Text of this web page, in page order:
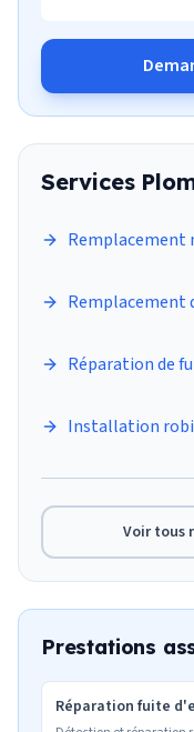
Services
Remplacement
Remplacement
Réparation de
Installation
Voir tous
Prestations
Réparation fuite